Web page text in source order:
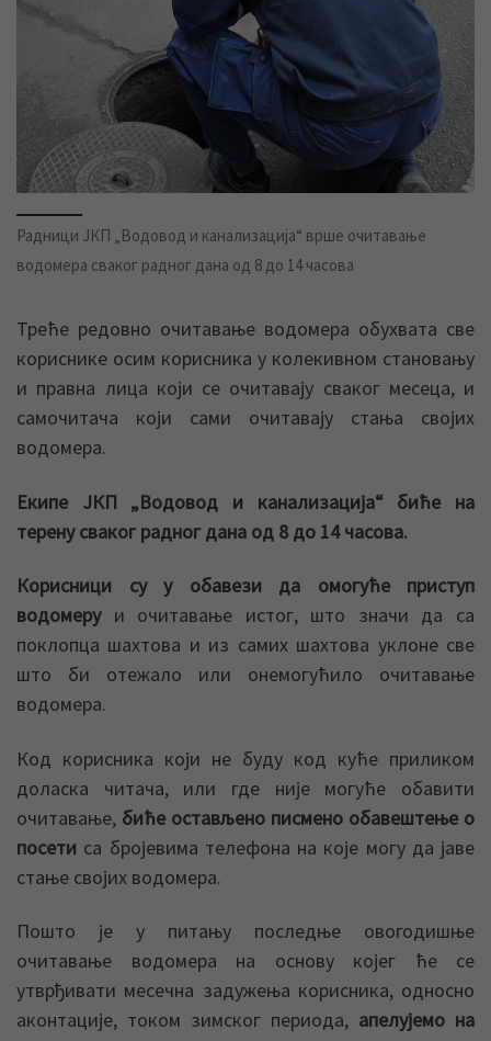
Радници ЈКП „Водовод и канализација“ врше очитавање
водомера сваког радног дана од 8 до 14 часова
Треће редовно очитавање водомера обухвата све
кориснике осим корисника у колекивном становању
и правна лица који се очитавају сваког месеца, и
самочитача који сами очитавају стања својих
водомера.
Екипе ЈКП „Водовод и канализација“ биће на
терену сваког радног дана од 8 до 14 часова.
Корисници су у обавези да омогуће приступ
водомеру и очитавање истог, што значи да са
поклопца шахтова и из самих шахтова уклоне све
што би отежало или онемогућило очитавање
водомера.
Код корисника који не буду код куће приликом
доласка читача, или где није могуће обавити
очитавање, биће остављено писмено обавештење о
посети са бројевима телефона на које могу да јаве
стање својих водомера.
Пошто је у питању последње овогодишње
очитавање водомера на основу којег ће се
утврђивати месечна задужења корисника, односно
аконтације, током зимског периода, апелујемо на